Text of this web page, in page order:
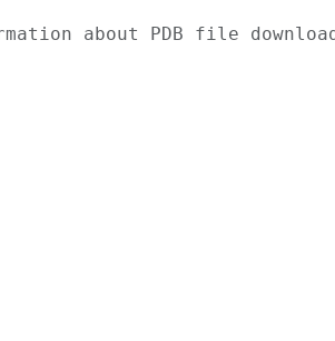
about PDB file